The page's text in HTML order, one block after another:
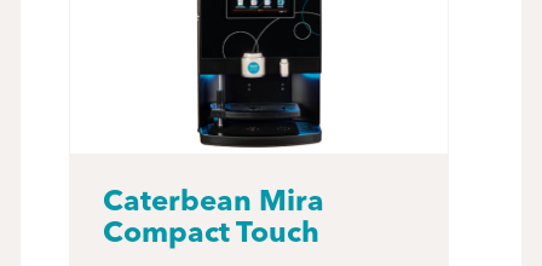
Caterbean Mira
Compact Touch